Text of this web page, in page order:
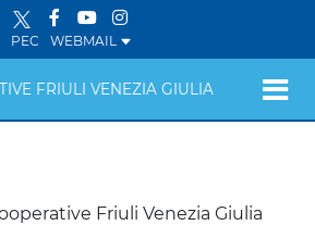
PEC WEBMAIL
FRIULI VENEZIA GIULIA
Friuli Venezia Giulia